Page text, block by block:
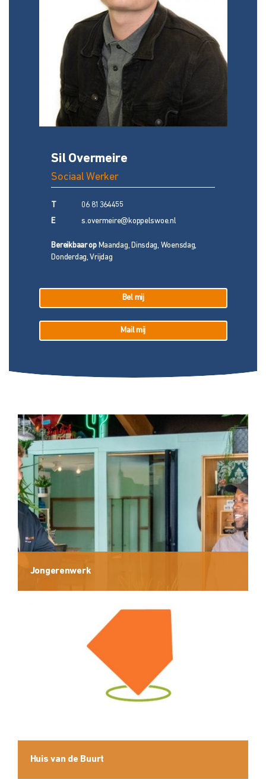
Sil Overmeire
Sociaal Werker
06 81364455
E s.overmeire@koppelswoe.nl
Bereikbaar opMaandag, Dinsdag, Woensdag,
Donderdag, Vrijdag
Bel mij
Mail mij
Jongerenwerk
Huis van de Buurt